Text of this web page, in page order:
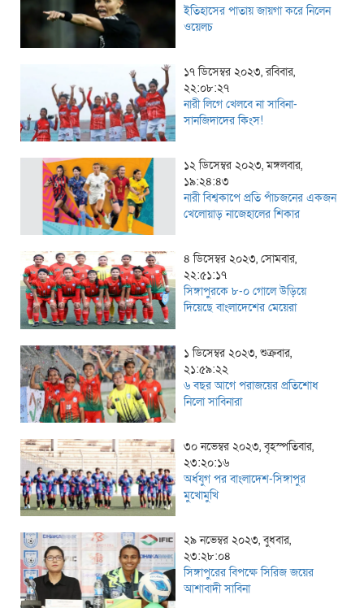
ইতিহাসের পাতায় জায়গা করে নিলেন
ওয়েলচ
১৭ ডিসেম্বর ২০২৩, রবিবার,
২২:০৮:২৭
নারী লিগে খেলবে না সাবিনা-
সানজিদাদের কিংস!
১২ ডিসেম্বর ২০২৩, মঙ্গলবার,
১৯:২৪:৪৩
নারী বিশ্বকাপে প্রতি পাঁচজনের একজন
খেলোয়াড় নাজেহালের শিকার
৪ ডিসেম্বর ২০২৩, সোমবার,
২২:৫১:১৭
সিঙ্গাপুরকে ৮-০ গোলে উড়িয়ে
দিয়েছে বাংলাদেশের মেয়েরা
১ ডিসেম্বর ২০২৩, শুক্রবার,
২১:৫৯:২২
৬ বছর আগে পরাজয়ের প্রতিশোধ
নিলো সাবিনারা
৩০ নভেম্বর ২০২৩, বৃহস্পতিবার,
২৩:২০:১৬
অর্ধযুগ পর বাংলাদেশ-সিঙ্গাপুর
মুখোমুখি
২৯ নভেম্বর ২০২৩, বুধবার,
২৩:২৮:০৪
সিঙ্গাপুরের বিপক্ষে সিরিজ জয়ের
আশাবাদী সাবিনা